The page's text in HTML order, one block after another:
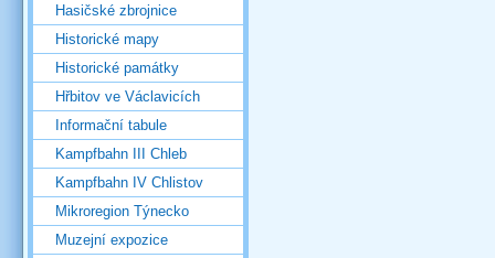
Hasičské zbrojnice
Historické mapy
Historické památky
Hřbitov ve Václavicích
Informační tabule
Kampfbahn III Chleb
Kampfbahn IV Chlistov
Mikroregion Týnecko
Muzejní expozice